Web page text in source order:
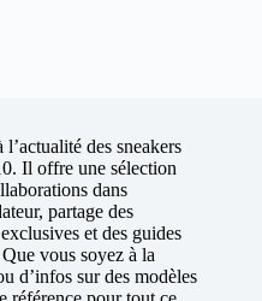
l’actualité des sneakers
Il offre une sélection
dans
partage des
et des guides
vous soyez à la
d’infos sur des modèles